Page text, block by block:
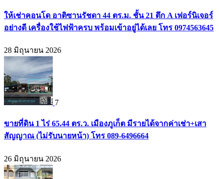
ให้เช่าคอนโด อาติซานรัชดา 44 ตร.ม. ชั้น 21 ตึก A เฟอร์นิเจอร์
อย่างดี เครื่องใช้ไฟฟ้าครบ พร้อมเข้าอยู่ได้เลย โทร 0974563645
28 มิถุนายน 2026
7
ขายที่ดิน 1 ไร่ 65.44 ตร.ว. เมืองภูเก็ต มีรายได้จากค่าเช่า+เสา
สัญญาณ (ไม่รับนายหน้า) โทร 089-6496664
26 มิถุนายน 2026